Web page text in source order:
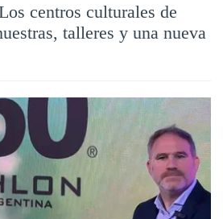
centros culturales de
talleres y una nueva